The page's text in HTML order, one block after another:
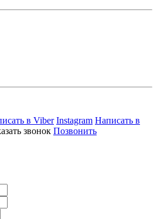
в Viber Instagram Написать в
звонок Позвонить